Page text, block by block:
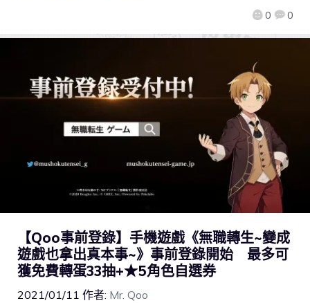
0 0
【Qoo事前登錄】手機遊戲《無職轉生~變成
遊戲也拿出真本事~》事前登錄開始 最多可
獲免費轉蛋33抽+★5角色自選券
2021/01/11 作者: Mr. Qoo